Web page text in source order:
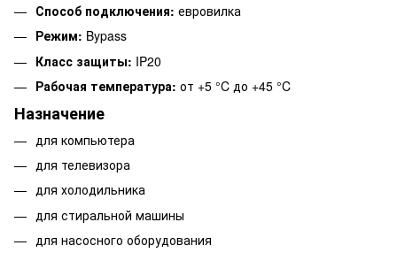
Способ подключения: евровилка
Режим: Bypass
Класс защиты: IP20
Рабочая температура: от +5 °C до +45 °C
Назначение
для компьютера
для телевизора
для холодильника
для стиральной машины
для насосного оборудования